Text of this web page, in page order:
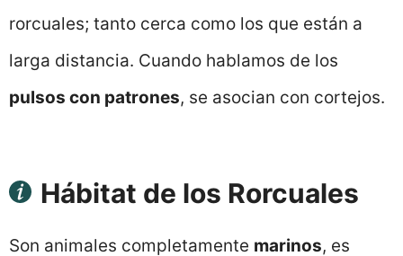
rorcuales; tanto cerca como los que están a
larga distancia. Cuando hablamos de los
pulsos con patrones, se asocian con cortejos.
Hábitat de los Rorcuales
Son animales completamente marinos, es